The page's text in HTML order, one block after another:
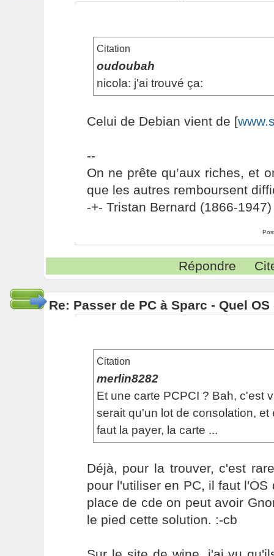
Citation
oudoubah
nicola: j'ai trouvé ça:
Celui de Debian vient de [
--
On ne prête qu’aux riches, et
que les autres remboursent
-+- Tristan Bernard (1866-1947)
Répondre
Re: Passer de PC à Sparc - Quel
Citation
merlin8282
Et une carte PCPCI ? Bah, c'est
serait qu'un lot de consolation, et
faut la payer, la carte ...
Déjà, pour la trouver, c'est
pour l'utiliser en PC, il faut
place de cde on peut avoir
le pied cette solution. :-cb